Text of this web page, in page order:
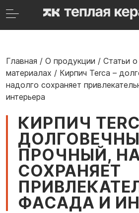
Главная / О продукции / Статьи
материалах / Кирпич Terca –
надолго сохраняет
интерьера
КИРПИЧ
ПРОЧНЫЙ,
СОХРАНЯЕТ
ФАСАДА И